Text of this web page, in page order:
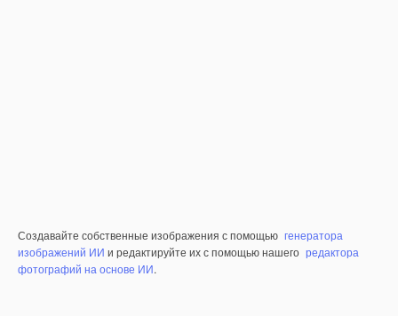
Создавайте собственные изображения с помощью генератора
изображений ИИ и редактируйте их с помощью нашего редактора
фотографий на основе ИИ.